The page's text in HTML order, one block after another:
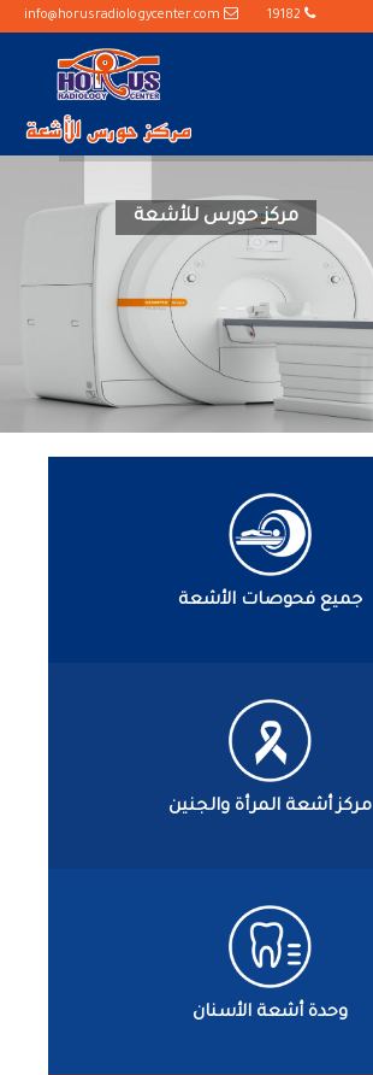
19182
info@horusradiologycenter.com
مركز حورس للأشعة
جميع فحوصات الأشعة
مركز أشعة المرأة والجنين
وحدة أشعة الأسنان